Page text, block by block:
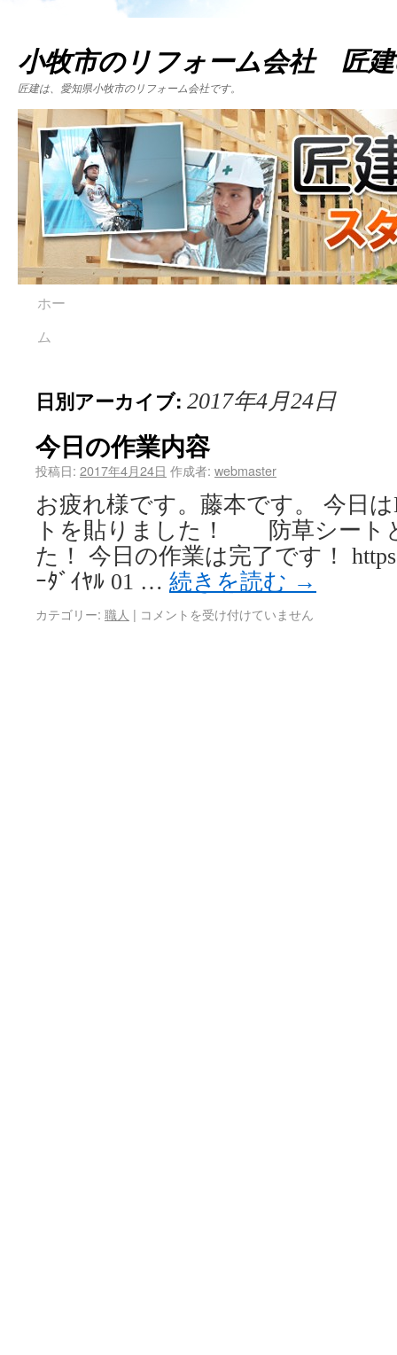
小牧市のリフォーム会社 匠
匠建は、愛知県小牧市のリフォーム会社です。
ホー
ム
日別アーカイブ: 2017年4月24日
今日の作業内容
投稿日: 2017年4月24日 作成者: webmaster
お疲れ様です。藤本です。 今日
トを貼りました！ 防草シート
た！ 今日の作業は完了です！
ｰﾀﾞｲﾔﾙ 01 … 続きを読む →
カテゴリー: 職人 | コメントを受け付けていません